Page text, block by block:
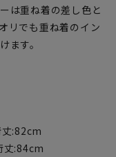
は重ね着の差し色と
リでも重ね着のイン
ます。
:82cm
丈:84cm